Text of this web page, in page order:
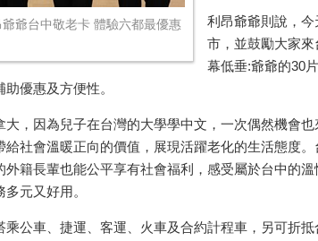
爺台中敬老卡 體驗六都最優惠
利昂爺爺則說，
市，並鼓勵大家
幕低垂:爺爺的30
優惠及方便性。
，因為兒子在台灣的大學學中文，一次偶然機會
社會溫暖正向的價值，展現活躍老化的生活態度
外籍長輩也能公平享有社會福利，感受屬於台中的
元又好用。
公車、捷運、客運、火車及合約計程車，另可折